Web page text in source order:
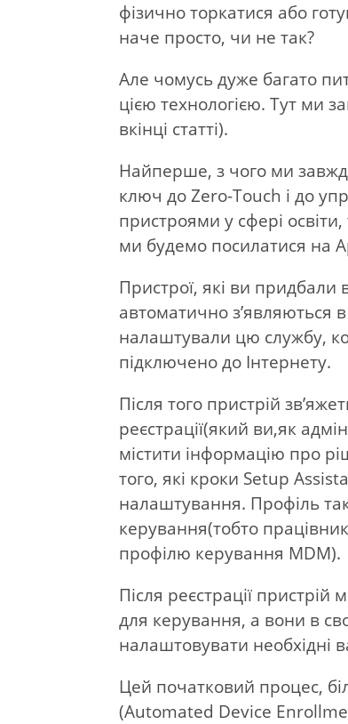
фізично торкатися або
наче просто, чи не так?
Але чомусь дуже багато
цією технологією. Тут ми
вкінці статті).
Найперше, з чого ми
ключ до Zero-Touch і до
пристроями у сфері
ми будемо посилатися на
Пристрої, які ви придбали
автоматично з’являються
налаштували цю службу,
підключено до Інтернету.
Після того пристрій
реєстрації(який ви,як
містити інформацію про
того, які кроки Setup
налаштування. Профіль
керування(тобто
профілю керування MDM).
Після реєстрації
для керування, а вони в
налаштовувати необхідні
Цей початковий процес,
(Automated Device